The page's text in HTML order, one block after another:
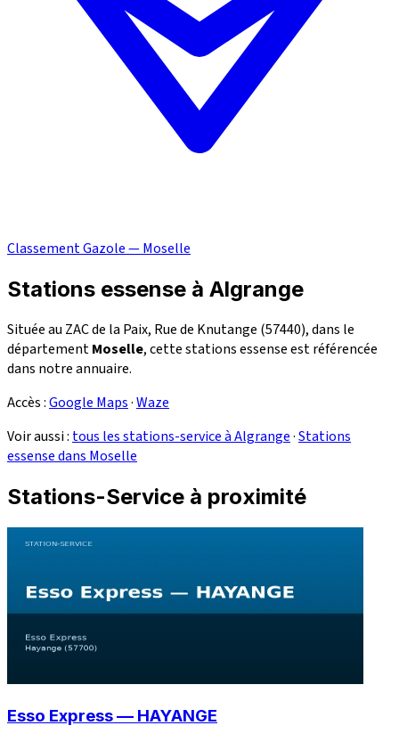
Classement Gazole — Moselle
Stations essense à Algrange
Située au ZAC de la Paix, Rue de Knutange (57440), dans le
départementMoselle, cette stations essense est référencée
dans notre annuaire.
Accès :Google Maps·Waze
Voir aussi : tous les stations-service à Algrange·Stations
essense dans Moselle
Stations-Service à proximité
Esso Express — HAYANGE